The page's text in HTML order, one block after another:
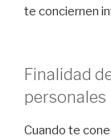
te conciernen
Finalidad
personales
Cuando te